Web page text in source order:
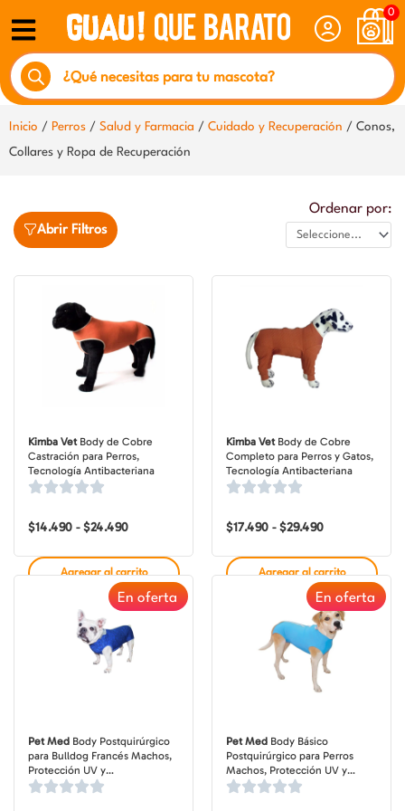
contenido
0
Búsqueda
de
productos
Inicio / Perros / Salud y Farmacia / Cuidado y Recuperación / Conos,
Collares y Ropa de Recuperación
Abrir Filtros
Ordenar por:
Kimba VetBody de Cobre
Castración para Perros,
Tecnología Antibacteriana
$14.490 - $24.490Rango
precios:
desde
$14.490
hasta
Agregar al carrito
Kimba VetBody de Cobre
Completo para Perros y Gatos,
Tecnología Antibacteriana
$17.490 - $29.490Rango
precios:
desde
$17.490
hasta
Agregar al carrito
Pet Med Body Postquirúrgico
para Bulldog Francés Machos,
Protección UV y
Antimicrobiana
En oferta
Pet Med Body Básico
Postquirúrgico para Perros
Machos, Protección UV y
Antimicrobiana
En oferta